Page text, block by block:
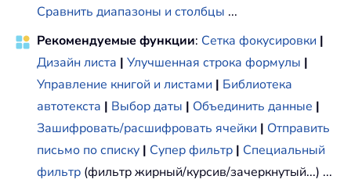
Сравнить диапазоны и столбцы ...
Рекомендуемые функции: Сетка фокусировки |
Дизайн листа | Улучшенная строка формулы |
Управление книгой и листами | Библиотека
автотекста | Выбор даты | Объединить данные |
Зашифровать/расшифровать ячейки | Отправить
письмо по списку | Супер фильтр | Специальный
фильтр (фильтр жирный/курсив/зачеркнутый...) ...